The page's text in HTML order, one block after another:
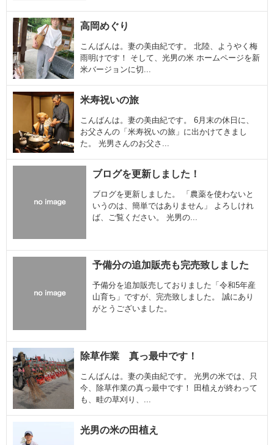
高岡めぐり
こんばんは。妻の美由紀です。 北陸、ようやく梅
雨明けです！ そして、光男の米 ホームページを新
米バージョンに切...
米寿祝いの旅
こんばんは。妻の美由紀です。 6月末の休日に、
お父さんの「米寿祝いの旅」に出かけてきまし
た。 光男さんのお父さ...
ブログを更新しました！
ブログを更新しました。 「農薬を使わないと
いうのは、簡単ではありません」 よろしけれ
ば、ご覧ください。 光男の...
予備分の追加販売も完売致しました
予備分を追加販売しておりました「令和5年産
山育ち」ですが、完売致しました。 誠にあり
がとうございました。
除草作業 真っ最中です！
こんばんは。妻の美由紀です。 光男の米では、只
今、除草作業の真っ最中です！ 田植えが終わって
も、畦の草刈り、...
光男の米の田植え